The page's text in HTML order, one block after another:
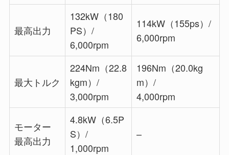
最高出力
132kW（180
PS）/
6,000rpm
114kW（155ps）/
6,000rpm
最大トルク
224Nm（22.8
kgm）/
3,000rpm
196Nm（20.0kg
m）/
4,000rpm
モーター
最高出力
4.8kW（6.5P
S）/
1,000rpm
–